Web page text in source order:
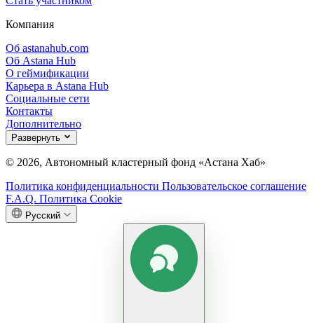
Компания
Об astanahub.com
Об Astana Hub
О геймификации
Карьера в Astana Hub
Социальные сети
Контакты
Дополнительно
Развернуть
© 2026, Автономный кластерный фонд «Астана Хаб»
Политика конфиденциальности Пользовательское соглашение
F.A.Q. Политика Cookie
Русский